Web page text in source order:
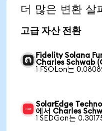
더 많은 변환 살
고급 자산 전환
Fidelity Solana
Charles Schwab
1 FSOLon는
SolarEdge
에서 Charles
1 SEDGon는